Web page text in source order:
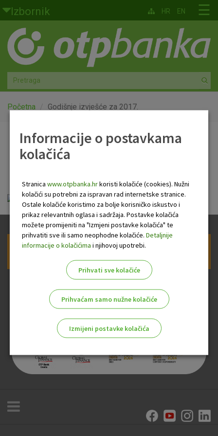
Skoči na glavni sadržaj
Izbornik
Građani
Privatno bankarstvo
Agro
Mala poduzeća i obrtnici
Globalna tržišta
O nama
☰
HR EN
Početna Godišnje izvješće za 2017.
Godišnje izvješće za
otp_gi_2017-hr-final-n.pdf
Prijava na newsletter OTP banke
Informacije o postavkama
kolačića
Stranica www.otpbanka.hrkoristi kolačiće (cookies). Nužni
kolačići su potrebni za ispravan rad internetske stranice.
Ostale kolačiće koristimo za bolje korisničko iskustvo i
prikaz relevantnih oglasa i sadržaja. Postavke kolačića
možete promijeniti na "Izmjeni postavke kolačića" te
prihvatiti sve ili samo neophodne kolačiće. Detaljnije
informacije o kolačićima i njihovoj upotrebi.
Prihvati sve kolačiće
Prihvaćam samo nužne kolačiće
Izmijeni postavke kolačića